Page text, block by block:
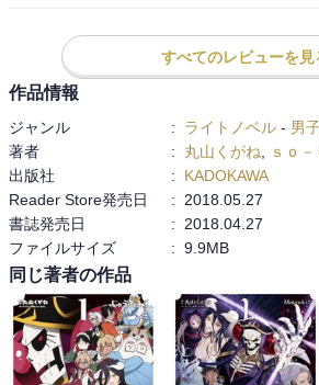
と安心して見ていられるので（今回いろいろ
りつつも）、最後はスカッとする。ネイアは
インズ様を崇拝しているわけだけど、たとえ
は変わらないかもしれないな。あと、劇場版
まいち掴みづらかった、アインズvs憤怒の魔
子を知れたし、デミウルゴス作＋アインズの
それを人間側がどう見ていたのか詳しく分か
た。それにしても劇場版はうまく2時間ちょ
に重要人物やネイアの親が復活したりしない
シビアなところ。
すべてのレビューを見
作品情報
ジャンル : ライトノベル - 男
著者
: 丸山くがね
ｓｏ
出版社
:
KADOKAWA
Reader Store発売日
:
2018.05.27
書誌発売日
:
2018.04.27
ファイルサイズ
: 9.9MB
同じ著者の作品